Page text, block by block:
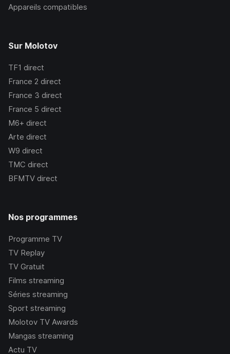
Appareils compatibles
Sur Molotov
TF1 direct
France 2 direct
France 3 direct
France 5 direct
M6+ direct
Arte direct
W9 direct
TMC direct
BFMTV direct
Nos programmes
Programme TV
TV Replay
TV Gratuit
Films streaming
Séries streaming
Sport streaming
Molotov TV Awards
Mangas streaming
Actu TV